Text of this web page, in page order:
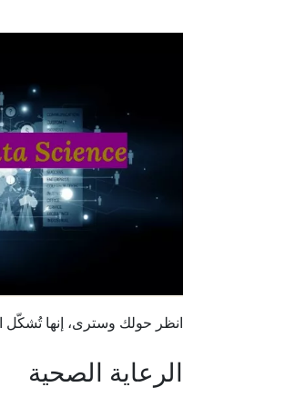
انظر حولك وسترى، إنها
الرعاية الصحية